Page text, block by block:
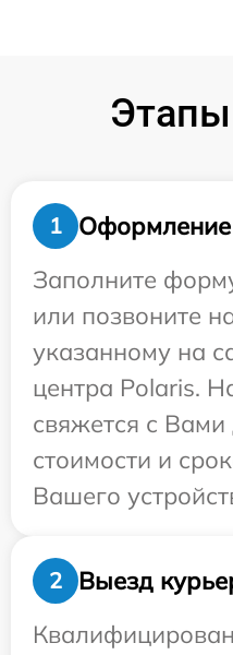
1
Оформление
Заполните
или позвоните
указанному на
центра Polaris.
свяжется с Вами
стоимости и
Вашего
2
Выезд